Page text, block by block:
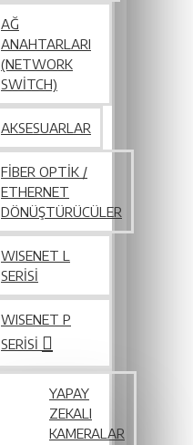
AĞ
ANAHTARLARI
(NETWORK
SWITCH)
AKSESUARLAR
FIBER OPTIK /
ETHERNET
DÖNÜŞTÜRÜCÜLER
WISENET L
SERİSİ
WISENET P
SERISI
YAPAY
ZEKALI
KAMERALAR